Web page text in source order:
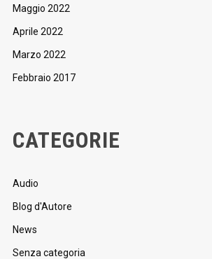
Maggio 2022
Aprile 2022
Marzo 2022
Febbraio 2017
CATEGORIE
Audio
Blog d'Autore
News
Senza categoria